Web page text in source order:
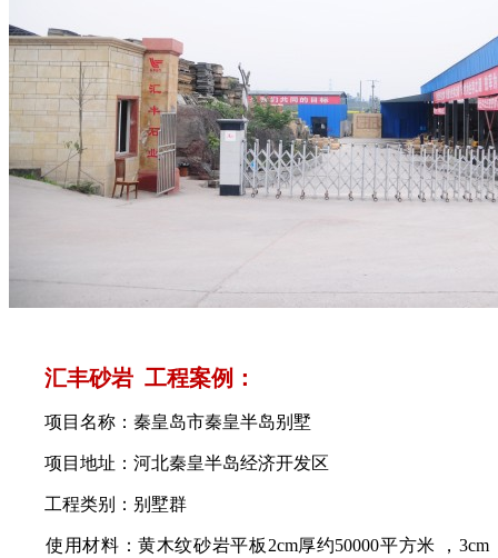
汇丰砂岩 工程案例：
项目名称：秦皇岛市秦皇半岛别墅
项目地址：河北秦皇半岛经济开发区
工程类别：别墅群
使用材料：黄木纹砂岩平板2cm厚约50000平方米 ，3cm